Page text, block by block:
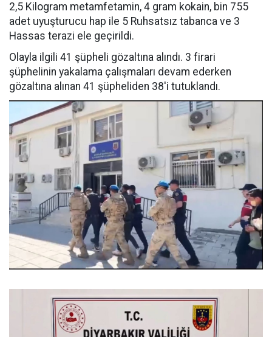
2,5 Kilogram metamfetamin, 4 gram kokain, bin 755
adet uyuşturucu hap ile 5 Ruhsatsız tabanca ve 3
Hassas terazi ele geçirildi.
Olayla ilgili 41 şüpheli gözaltına alındı. 3 firari
şüphelinin yakalama çalışmaları devam ederken
gözaltına alınan 41 şüpheliden 38'i tutuklandı.